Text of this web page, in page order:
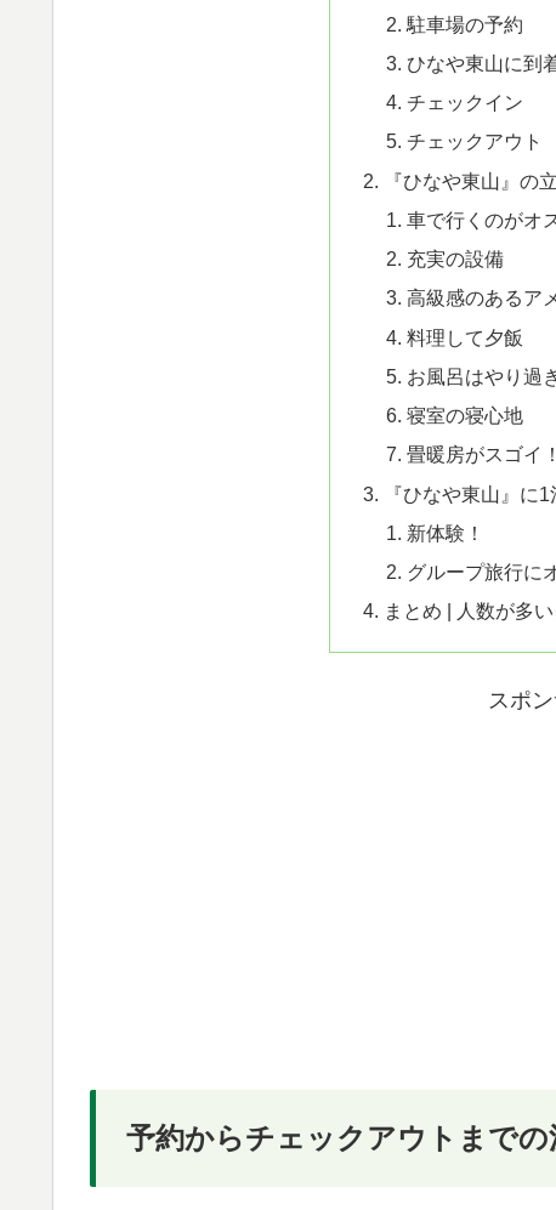
駐車場の予約
ひなや東山に到
チェックイン
チェックアウト
『ひなや東山』の
車で行くのがオ
充実の設備
高級感のあるア
料理して夕飯
お風呂はやり過
寝室の寝心地
畳暖房がスゴイ！
『ひなや東山』に
新体験！
グループ旅行に
まとめ | 人数が多
スポ
予約からチェックアウトまでの